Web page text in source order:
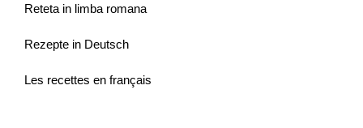
Reteta in limba romana
Rezepte in Deutsch
Les recettes en français